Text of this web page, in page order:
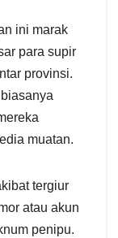
ini marak
para supir
provinsi.
muatan.
tergiur
atau akun
penipu.